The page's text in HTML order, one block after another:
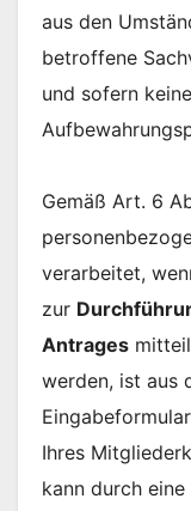
aus den
betroffene
und sofern
Gemäß Art. 6
verarbeitet,
zur
Antrages
werden, ist aus
Ihres
kann durch